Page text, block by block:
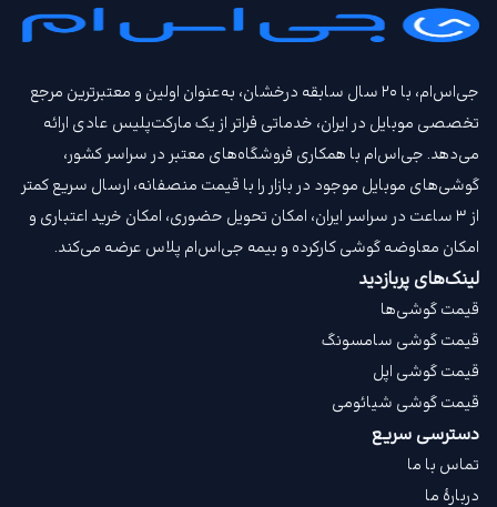
جی‌اس‌ام، با ۲۰ سال سابقه درخشان، به‌عنوان اولین و معتبرترین مرجع
تخصصی موبایل در ایران، خدماتی فراتر از یک مارکت‌پلیس عادی ارائه
می‌دهد. جی‌اس‌ام با همکاری فروشگاه‌های معتبر در سراسر کشور،
گوشی‌های موبایل موجود در بازار را با قیمت‌ منصفانه، ارسال سریع کمتر
از ۳ ساعت در سراسر ایران، امکان تحویل حضوری، امکان خرید اعتباری و
امکان معاوضه گوشی کارکرده و بیمه جی‌اس‌ام‌ پلاس عرضه می‌کند.
لینک‌های پربازدید
قیمت گوشی‌ها
قیمت گوشی سامسونگ
قیمت گوشی اپل
قیمت گوشی شیائومی
دسترسی سریع
تماس با ما
دربارهٔ ما